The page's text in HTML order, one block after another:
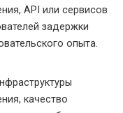
API или сервисов
задержки
опыта.
качество